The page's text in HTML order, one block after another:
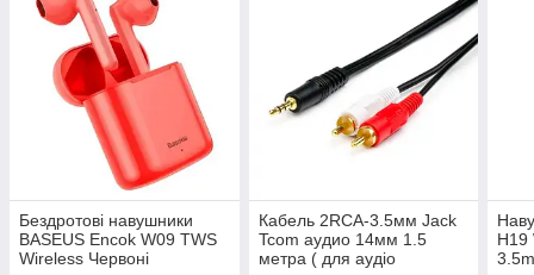
Бездротові навушники
BASEUS Encok W09 TWS
Wireless Червоні
Кабель 2RCA-3.5мм Jack
Tcom аудио 14мм 1.5
метра ( для аудіо
H19